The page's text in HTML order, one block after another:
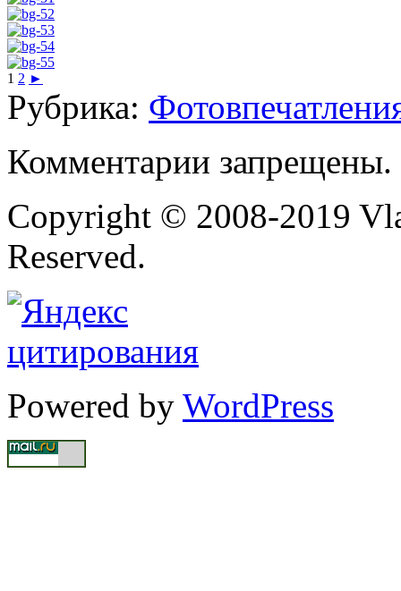
1 2 ►
Рубрика:
Комментарии запрещены.
Copyright © 2008-2019
Reserved.
Powered by WordPress